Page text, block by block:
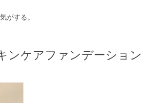
がする。
ンケアファンデーション